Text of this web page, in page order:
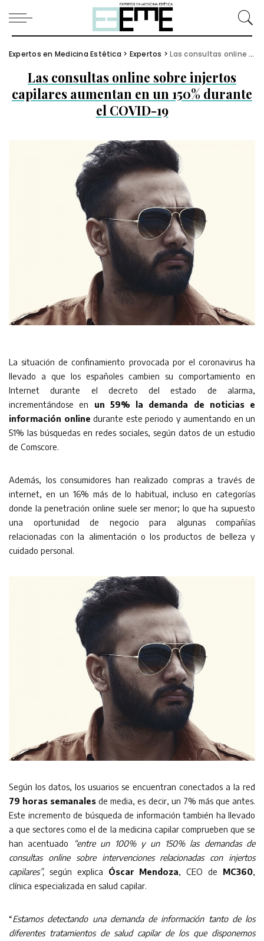
Expertos en Medicina Estética > Expertos >Las consultas online sobre injertos capilares aumentan en un 150% durante el COVID-19
Las consultas online sobre injertos
capilares aumentan en un 150% durante
el COVID-19
La situación de confinamiento provocada por el coronavirus ha
llevado a que los españoles cambien su comportamiento en
Internet durante el decreto del estado de alarma,
incrementándose en un 59% la demanda de noticias e
información online durante este periodo y aumentando en un
51% las búsquedas en redes sociales, según datos de un estudio
de Comscore.
Además, los consumidores han realizado compras a través de
internet, en un 16% más de lo habitual, incluso en categorías
donde la penetración online suele ser menor; lo que ha supuesto
una oportunidad de negocio para algunas compañías
relacionadas con la alimentación o los productos de belleza y
cuidado personal.
Según los datos, los usuarios se encuentran conectados a la red
79 horas semanales de media, es decir, un 7% más que antes.
Este incremento de búsqueda de información también ha llevado
a que sectores como el de la medicina capilar comprueben que se
han acentuado “entre un 100% y un 150% las demandas de
consultas online sobre intervenciones relacionadas con injertos
capilares”, según explica Óscar Mendoza, CEO de MC360,
clínica especializada en salud capilar.
“Estamos detectando una demanda de información tanto de los
diferentes tratamientos de salud capilar de los que disponemos